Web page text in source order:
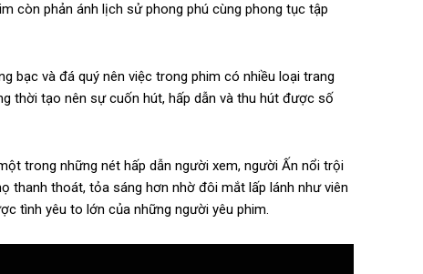
còn phản ánh lịch sử phong phú cùng phong tục tập
bạc và đá quý nên việc trong phim có nhiều loại trang
thời tạo nên sự cuốn hút, hấp dẫn và thu hút được số
trong những nét hấp dẫn người xem, người Ấn nổi trội
thanh thoát, tỏa sáng hơn nhờ đôi mắt lấp lánh như viên
tình yêu to lớn của những người yêu phim.